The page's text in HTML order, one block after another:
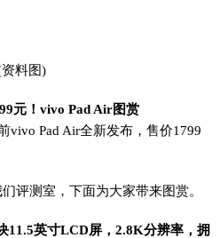
料图)
元！vivo Pad Air图赏
vivo Pad Air全新发布，售价1799
评测室，下面为大家带来图赏。
11.5英寸LCD屏，2.8K分辨率，拥